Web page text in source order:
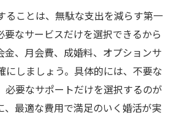
ることは、無駄な支出を減らす第一
要なサービスだけを選択できるから
金、月会費、成婚料、オプションサ
にしましょう。具体的には、不要な
必要なサポートだけを選択するのが
、最適な費用で満足のいく婚活が実